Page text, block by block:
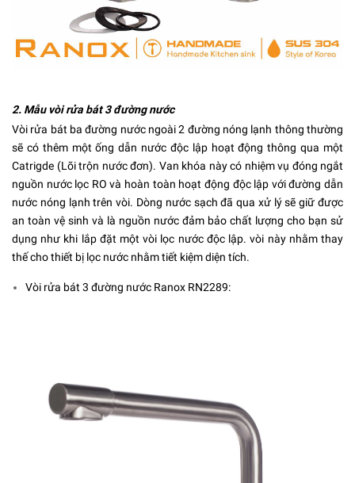
2. Mẫu vòi rửa bát 3 đường nước
Vòi rửa bát ba đường nước ngoài 2 đường nóng lạnh thông thường
sẽ có thêm một ống dẫn nước độc lập hoạt động thông qua một
Catrigde (Lõi trộn nước đơn). Van khóa này có nhiệm vụ đóng ngắt
nguồn nước lọc RO và hoàn toàn hoạt động độc lập với đường dẫn
nước nóng lạnh trên vòi. Dòng nước sạch đã qua xử lý sẽ giữ được
an toàn vệ sinh và là nguồn nước đảm bảo chất lượng cho bạn sử
dụng như khi lắp đặt một vòi lọc nước độc lập. vòi này nhằm thay
thế cho thiết bị lọc nước nhằm tiết kiệm diện tích.
Vòi rửa bát 3 đường nước Ranox RN2289: